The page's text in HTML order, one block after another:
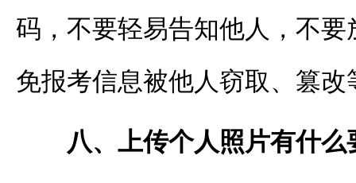
码，不要轻易告知他人，不
免报考信息被他人窃取、篡改
八、上传个人照片有什么